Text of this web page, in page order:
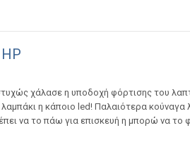
χάλασε η υποδοχή φόρτισης του
η κάποιο led! Παλαιότερα κούναγα
να το πάω για επισκευή η μπορώ να το